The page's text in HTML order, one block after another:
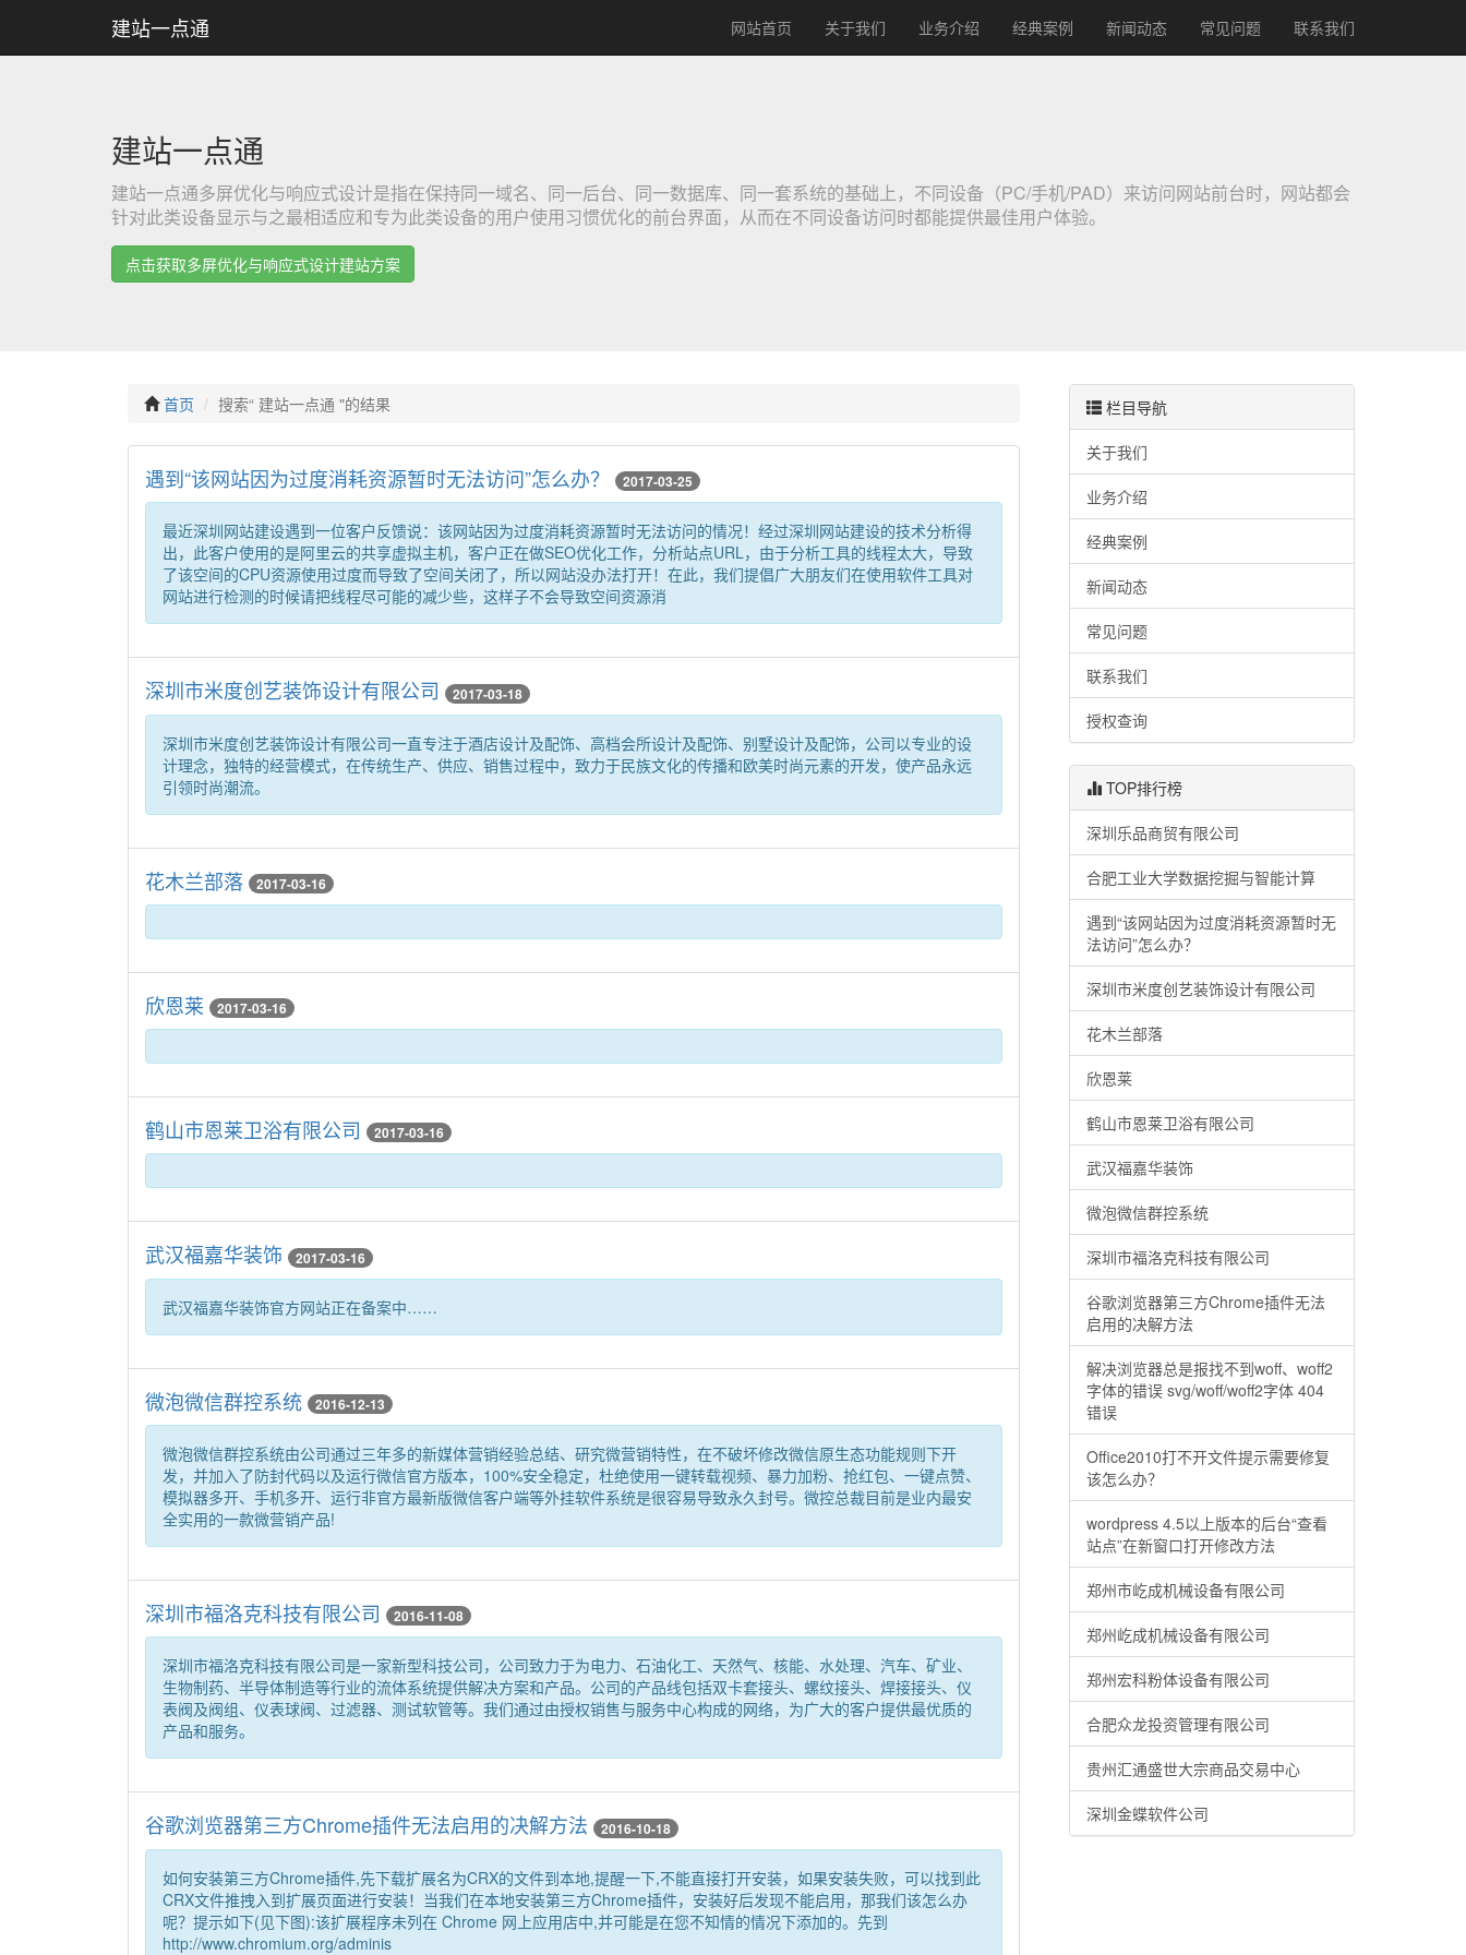
建站一点通 网站首页 关于我们 业务介绍 经典案例 新闻动态 常见问题 联系我们
建站一点通
建站一点通多屏优化与响应式设计是指在保持同一域名、同一后台、同一数据库、同一套系统的基础上，不同设备（PC/手机/PAD）来访问网站前台时，网站都会
针对此类设备显示与之最相适应和专为此类设备的用户使用习惯优化的前台界面，从而在不同设备访问时都能提供最佳用户体验。
点击获取多屏优化与响应式设计建站方案
首页 搜索“ 建站一点通 "的结果
遇到“该网站因为过度消耗资源暂时无法访问”怎么办？ 2017-03-25
最近深圳网站建设遇到一位客户反馈说：该网站因为过度消耗资源暂时无法访问的情况！经过深圳网站建设的技术分析得
出，此客户使用的是阿里云的共享虚拟主机，客户正在做SEO优化工作，分析站点URL，由于分析工具的线程太大，导致
了该空间的CPU资源使用过度而导致了空间关闭了，所以网站没办法打开！在此，我们提倡广大朋友们在使用软件工具对
网站进行检测的时候请把线程尽可能的减少些，这样子不会导致空间资源消
深圳市米度创艺装饰设计有限公司 2017-03-18
深圳市米度创艺装饰设计有限公司一直专注于酒店设计及配饰、高档会所设计及配饰、别墅设计及配饰，公司以专业的设
计理念，独特的经营模式，在传统生产、供应、销售过程中，致力于民族文化的传播和欧美时尚元素的开发，使产品永远
引领时尚潮流。
花木兰部落 2017-03-16
欣恩莱 2017-03-16
鹤山市恩莱卫浴有限公司 2017-03-16
武汉福嘉华装饰 2017-03-16
武汉福嘉华装饰官方网站正在备案中……
微泡微信群控系统 2016-12-13
微泡微信群控系统由公司通过三年多的新媒体营销经验总结、研究微营销特性，在不破坏修改微信原生态功能规则下开
发，并加入了防封代码以及运行微信官方版本，100%安全稳定，杜绝使用一键转载视频、暴力加粉、抢红包、一键点赞、
模拟器多开、手机多开、运行非官方最新版微信客户端等外挂软件系统是很容易导致永久封号。微控总裁目前是业内最安
全实用的一款微营销产品!
深圳市福洛克科技有限公司 2016-11-08
深圳市福洛克科技有限公司是一家新型科技公司，公司致力于为电力、石油化工、天然气、核能、水处理、汽车、矿业、
生物制药、半导体制造等行业的流体系统提供解决方案和产品。公司的产品线包括双卡套接头、螺纹接头、焊接接头、仪
表阀及阀组、仪表球阀、过滤器、测试软管等。我们通过由授权销售与服务中心构成的网络，为广大的客户提供最优质的
产品和服务。
谷歌浏览器第三方Chrome插件无法启用的决解方法 2016-10-18
如何安装第三方Chrome插件,先下载扩展名为CRX的文件到本地,提醒一下,不能直接打开安装，如果安装失败，可以找到此
CRX文件推拽入到扩展页面进行安装！当我们在本地安装第三方Chrome插件，安装好后发现不能启用，那我们该怎么办
呢？提示如下(见下图):该扩展程序未列在 Chrome 网上应用店中,并可能是在您不知情的情况下添加的。先到
http://www.chromium.org/adminis
栏目导航
关于我们
业务介绍
经典案例
新闻动态
常见问题
联系我们
授权查询
TOP排行榜
深圳乐品商贸有限公司
合肥工业大学数据挖掘与智能计算
遇到“该网站因为过度消耗资源暂时无
法访问”怎么办？
深圳市米度创艺装饰设计有限公司
花木兰部落
欣恩莱
鹤山市恩莱卫浴有限公司
武汉福嘉华装饰
微泡微信群控系统
深圳市福洛克科技有限公司
谷歌浏览器第三方Chrome插件无法
启用的决解方法
解决浏览器总是报找不到woff、woff2
字体的错误 svg/woff/woff2字体 404
错误
Office2010打不开文件提示需要修复
该怎么办？
wordpress 4.5以上版本的后台“查看
站点”在新窗口打开修改方法
郑州市屹成机械设备有限公司
郑州屹成机械设备有限公司
郑州宏科粉体设备有限公司
合肥众龙投资管理有限公司
贵州汇通盛世大宗商品交易中心
深圳金蝶软件公司